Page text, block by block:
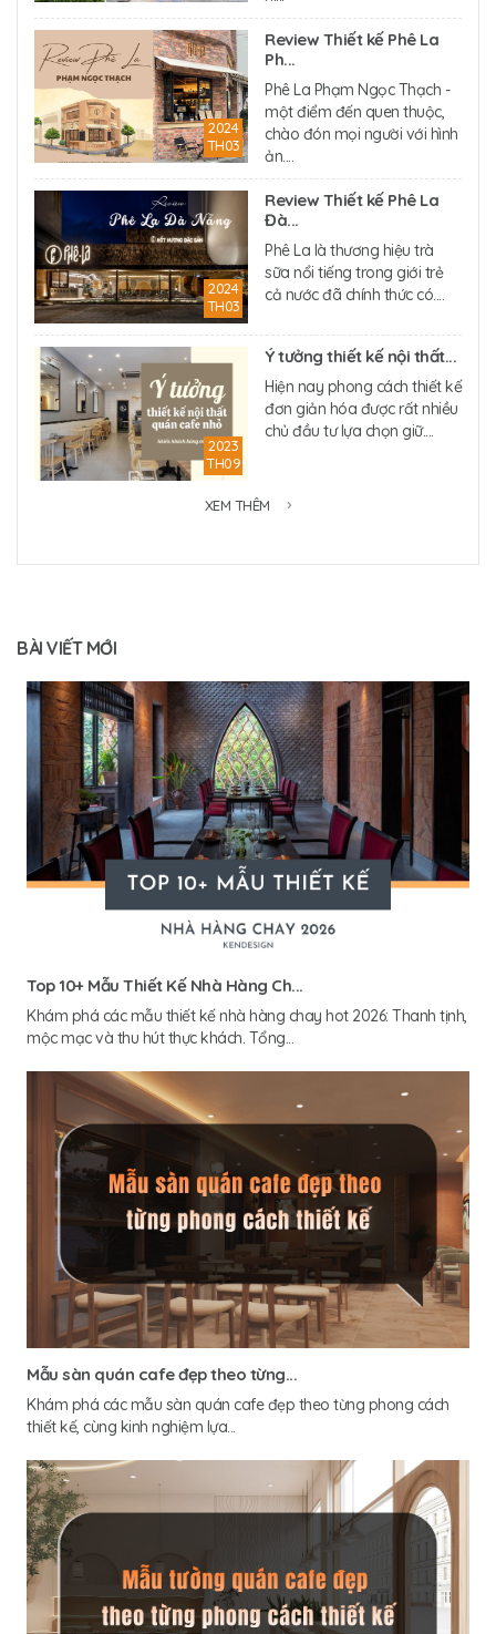
2024
TH03
Review Thiết kế Phê La
Ph...
Phê La Phạm Ngọc Thạch -
một điểm đến quen thuộc,
chào đón mọi người với hình
ản....
2024
TH03
Review Thiết kế Phê La
Đà...
Phê La là thương hiệu trà
sữa nổi tiếng trong giới trẻ
cả nước đã chính thức có....
2023
TH09
Ý tưởng thiết kế nội thất...
Hiện nay phong cách thiết kế
đơn giản hóa được rất nhiều
chủ đầu tư lựa chọn giữ....
XEM THÊM
BÀI VIẾT MỚI
Top 10+ Mẫu Thiết Kế Nhà Hàng Ch...
Khám phá các mẫu thiết kế nhà hàng chay hot 2026: Thanh tịnh,
mộc mạc và thu hút thực khách. Tổng...
Mẫu sàn quán cafe đẹp theo từng...
Khám phá các mẫu sàn quán cafe đẹp theo từng phong cách
thiết kế, cùng kinh nghiệm lựa...